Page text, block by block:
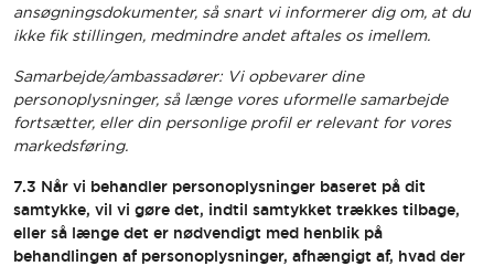
ansøgningsdokumenter, så snart vi informerer dig om, at du
ikke fik stillingen, medmindre andet aftales os imellem.
Samarbejde/ambassadører: Vi opbevarer dine
personoplysninger, så længe vores uformelle samarbejde
fortsætter, eller din personlige profil er relevant for vores
markedsføring.
7.3 Når vi behandler personoplysninger baseret på dit
samtykke, vil vi gøre det, indtil samtykket trækkes tilbage,
eller så længe det er nødvendigt med henblik på
behandlingen af personoplysninger, afhængigt af, hvad der